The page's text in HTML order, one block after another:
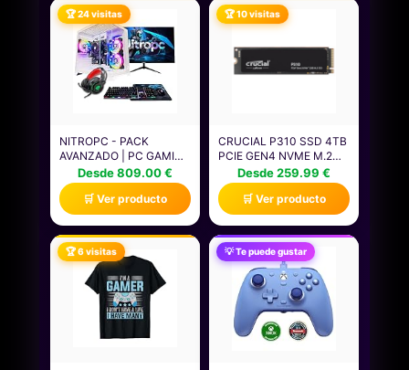
🏆 24 visitas
NITROPC - PACK
AVANZADO | PC GAMING
COMPLETO (AMD
RYZEN 5 3400G 4/8, RX
VEGA 11, RAM 16GB, 480
GB SSD, WINDOWS 11
PRO| WIFI, MONITOR 24",
TECLADO, RATÓN,
AURICULARES)
ORDENADOR
SOBREMESA (BLANCO)
Desde 809.00 €
🛒 Ver producto
🏆 10 visitas
CRUCIAL P310 SSD 4TB
PCIE GEN4 NVME M.2
2280, DISCO INTERNO,
HASTA 7.100 MB/S,
COMPATIBLE CON
ORDENADOR PORTÁTIL
Y DE SOBREMESA &
CONSOLAS DE JUEGOS
PORTÁTILES -
CT4000P310SSD801
Desde 259.99 €
🛒 Ver producto
🏆 6 visitas 💡 Te puede gustar